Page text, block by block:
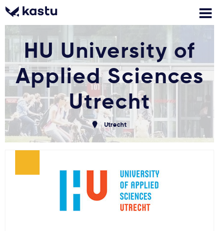
Zaloguj się
1
Powiadomienia
Formularz aplikacyjny
Zadzwoń Bezpłatne konsultacje Kontakt
Gdzie studiować?
HU University of
Applied Sciences
Utrecht
Utrecht